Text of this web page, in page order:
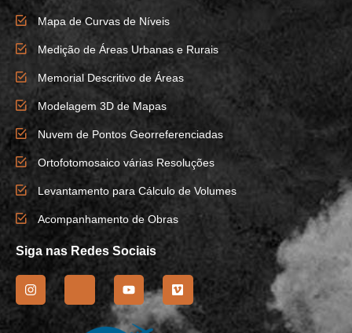
Mapa de Curvas de Níveis
Medição de Áreas Urbanas e Rurais
Memorial Descritivo de Áreas
Modelagem 3D de Mapas
Nuvem de Pontos Georreferenciadas
Ortofotomosaico várias Resoluções
Levantamento para Cálculo de Volumes
Acompanhamento de Obras
Siga nas Redes Sociais